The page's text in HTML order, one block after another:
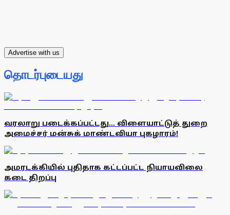
Advertise with us
தொடர்புடையது
வரலாறு படைக்கப்பட்டது... விளையாட்டுத் துறை
அமைச்சர் மன்சுக் மாண்டவியா புகழாரம்!
அமரடக்கியில் புதிதாக கட்டப்பட்ட நியாயவிலை
கடை திறப்பு